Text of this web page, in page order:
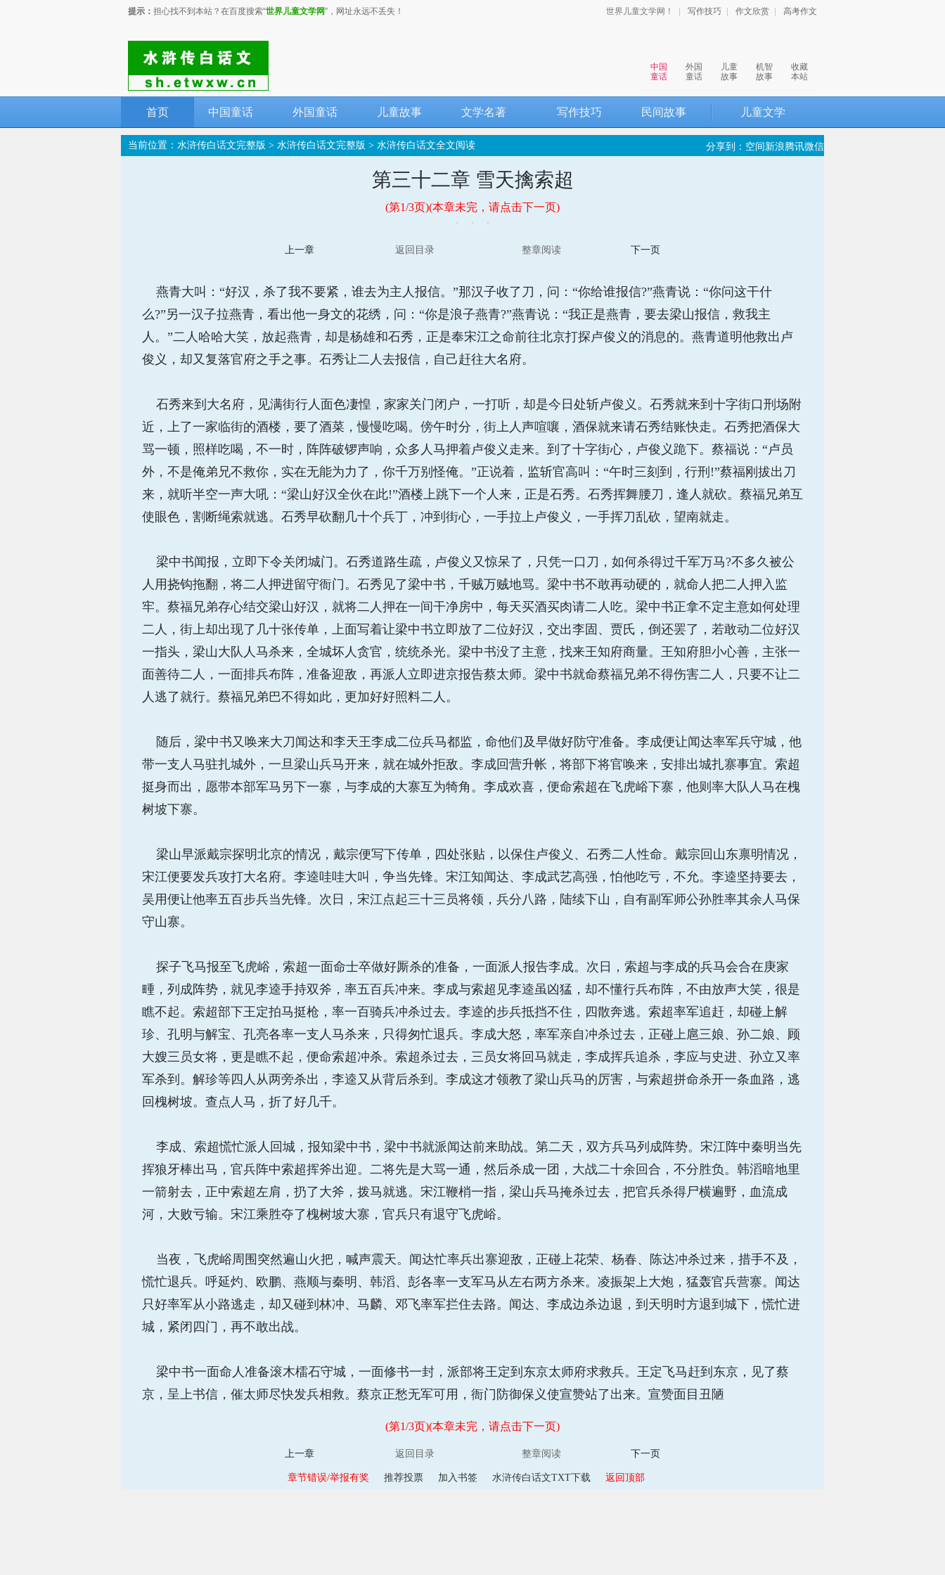
提示： 担心找不到本站？在百度搜索“世界儿童文学网”，网址永远不丢失！ 世界儿童文学网！ 写作技巧 作文欣赏 高考作文
中国
童话
外国
童话
儿童
故事
机智
故事
收藏
本站
首页 中国童话 外国童话 儿童故事 文学名著 写作技巧 民间故事 儿童文学
当前位置： 水浒传白话文完整版 > 水浒传白话文完整版 > 水浒传白话文全文阅读 分享到： 空间 新浪腾讯微信
第三十二章 雪天擒索超
(第1/3页)(本章未完，请点击下一页)
上一章 返回目录 整章阅读 下一页
燕青大叫：“好汉，杀了我不要紧，谁去为主人报信。”那汉子收了刀，问：“你给谁报信?”燕青说：“你问这干什
么?”另一汉子拉燕青，看出他一身文的花绣，问：“你是浪子燕青?”燕青说：“我正是燕青，要去梁山报信，救我主
人。”二人哈哈大笑，放起燕青，却是杨雄和石秀，正是奉宋江之命前往北京打探卢俊义的消息的。燕青道明他救出卢
俊义，却又复落官府之手之事。石秀让二人去报信，自己赶往大名府。
石秀来到大名府，见满街行人面色凄惶，家家关门闭户，一打听，却是今日处斩卢俊义。石秀就来到十字街口刑场附
近，上了一家临街的酒楼，要了酒菜，慢慢吃喝。傍午时分，街上人声喧嚷，酒保就来请石秀结账快走。石秀把酒保大
骂一顿，照样吃喝，不一时，阵阵破锣声响，众多人马押着卢俊义走来。到了十字街心，卢俊义跪下。蔡福说：“卢员
外，不是俺弟兄不救你，实在无能为力了，你千万别怪俺。”正说着，监斩官高叫：“午时三刻到，行刑!”蔡福刚拔出刀
来，就听半空一声大吼：“梁山好汉全伙在此!”酒楼上跳下一个人来，正是石秀。石秀挥舞腰刀，逢人就砍。蔡福兄弟互
使眼色，割断绳索就逃。石秀早砍翻几十个兵丁，冲到街心，一手拉上卢俊义，一手挥刀乱砍，望南就走。
梁中书闻报，立即下令关闭城门。石秀道路生疏，卢俊义又惊呆了，只凭一口刀，如何杀得过千军万马?不多久被公
人用挠钩拖翻，将二人押进留守衙门。石秀见了梁中书，千贼万贼地骂。梁中书不敢再动硬的，就命人把二人押入监
牢。蔡福兄弟存心结交梁山好汉，就将二人押在一间干净房中，每天买酒买肉请二人吃。梁中书正拿不定主意如何处理
二人，街上却出现了几十张传单，上面写着让梁中书立即放了二位好汉，交出李固、贾氏，倒还罢了，若敢动二位好汉
一指头，梁山大队人马杀来，全城坏人贪官，统统杀光。梁中书没了主意，找来王知府商量。王知府胆小心善，主张一
面善待二人，一面排兵布阵，准备迎敌，再派人立即进京报告蔡太师。梁中书就命蔡福兄弟不得伤害二人，只要不让二
人逃了就行。蔡福兄弟巴不得如此，更加好好照料二人。
随后，梁中书又唤来大刀闻达和李天王李成二位兵马都监，命他们及早做好防守准备。李成便让闻达率军兵守城，他
带一支人马驻扎城外，一旦梁山兵马开来，就在城外拒敌。李成回营升帐，将部下将官唤来，安排出城扎寨事宜。索超
挺身而出，愿带本部军马另下一寨，与李成的大寨互为犄角。李成欢喜，便命索超在飞虎峪下寨，他则率大队人马在槐
树坡下寨。
梁山早派戴宗探明北京的情况，戴宗便写下传单，四处张贴，以保住卢俊义、石秀二人性命。戴宗回山东禀明情况，
宋江便要发兵攻打大名府。李逵哇哇大叫，争当先锋。宋江知闻达、李成武艺高强，怕他吃亏，不允。李逵坚持要去，
吴用便让他率五百步兵当先锋。次日，宋江点起三十三员将领，兵分八路，陆续下山，自有副军师公孙胜率其余人马保
守山寨。
探子飞马报至飞虎峪，索超一面命士卒做好厮杀的准备，一面派人报告李成。次日，索超与李成的兵马会合在庚家
畽，列成阵势，就见李逵手持双斧，率五百兵冲来。李成与索超见李逵虽凶猛，却不懂行兵布阵，不由放声大笑，很是
瞧不起。索超部下王定拍马挺枪，率一百骑兵冲杀过去。李逵的步兵抵挡不住，四散奔逃。索超率军追赶，却碰上解
珍、孔明与解宝、孔亮各率一支人马杀来，只得匆忙退兵。李成大怒，率军亲自冲杀过去，正碰上扈三娘、孙二娘、顾
大嫂三员女将，更是瞧不起，便命索超冲杀。索超杀过去，三员女将回马就走，李成挥兵追杀，李应与史进、孙立又率
军杀到。解珍等四人从两旁杀出，李逵又从背后杀到。李成这才领教了梁山兵马的厉害，与索超拼命杀开一条血路，逃
回槐树坡。查点人马，折了好几千。
李成、索超慌忙派人回城，报知梁中书，梁中书就派闻达前来助战。第二天，双方兵马列成阵势。宋江阵中秦明当先
挥狼牙棒出马，官兵阵中索超挥斧出迎。二将先是大骂一通，然后杀成一团，大战二十余回合，不分胜负。韩滔暗地里
一箭射去，正中索超左肩，扔了大斧，拨马就逃。宋江鞭梢一指，梁山兵马掩杀过去，把官兵杀得尸横遍野，血流成
河，大败亏输。宋江乘胜夺了槐树坡大寨，官兵只有退守飞虎峪。
当夜，飞虎峪周围突然遍山火把，喊声震天。闻达忙率兵出寨迎敌，正碰上花荣、杨春、陈达冲杀过来，措手不及，
慌忙退兵。呼延灼、欧鹏、燕顺与秦明、韩滔、彭各率一支军马从左右两方杀来。凌振架上大炮，猛轰官兵营寨。闻达
只好率军从小路逃走，却又碰到林冲、马麟、邓飞率军拦住去路。闻达、李成边杀边退，到天明时方退到城下，慌忙进
城，紧闭四门，再不敢出战。
梁中书一面命人准备滚木檑石守城，一面修书一封，派部将王定到东京太师府求救兵。王定飞马赶到东京，见了蔡
京，呈上书信，催太师尽快发兵相救。蔡京正愁无军可用，衙门防御保义使宣赞站了出来。宣赞面目丑陋
(第1/3页)(本章未完，请点击下一页)
上一章 返回目录 整章阅读 下一页
章节错误/举报有奖 推荐投票 加入书签 水浒传白话文TXT下载 返回顶部